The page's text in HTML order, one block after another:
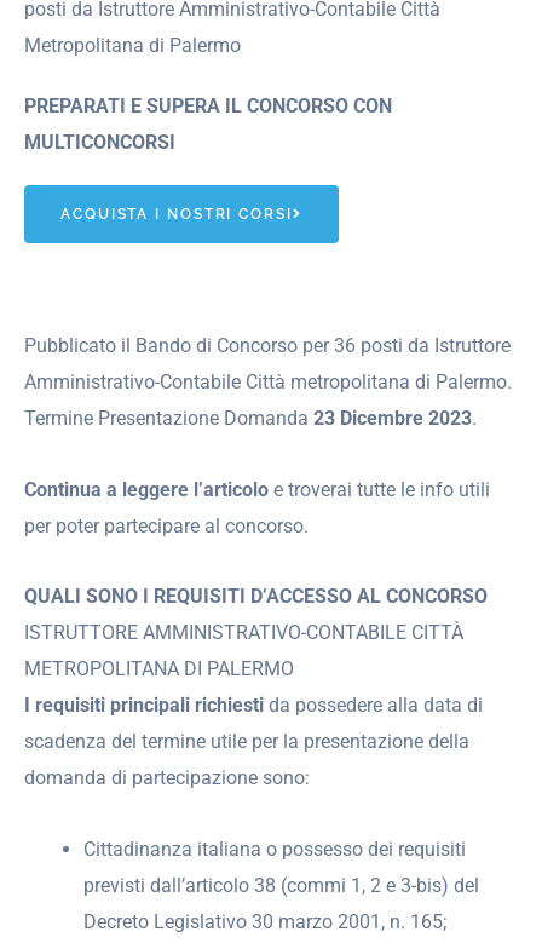
posti da Istruttore Amministrativo-Contabile Città
Metropolitana di Palermo
PREPARATI E SUPERA IL CONCORSO CON
MULTICONCORSI
ACQUISTA I NOSTRI CORSI
Pubblicato il Bando di Concorso per 36 posti da Istruttore
Amministrativo-Contabile Città metropolitana di Palermo.
Termine Presentazione Domanda 23 Dicembre 2023.
Continua a leggere l’articolo e troverai tutte le info utili
per poter partecipare al concorso.
QUALI SONO I REQUISITI D’ACCESSO AL CONCORSO
ISTRUTTORE AMMINISTRATIVO-CONTABILE CITTÀ
METROPOLITANA DI PALERMO
I requisiti principali richiesti da possedere alla data di
scadenza del termine utile per la presentazione della
domanda di partecipazione sono:
Cittadinanza italiana o possesso dei requisiti
previsti dall’articolo 38 (commi 1, 2 e 3-bis) del
Decreto Legislativo 30 marzo 2001, n. 165;